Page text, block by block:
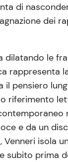
di
dei
dilatando le
pensiero
riferimento
e da un
isola
subito prima